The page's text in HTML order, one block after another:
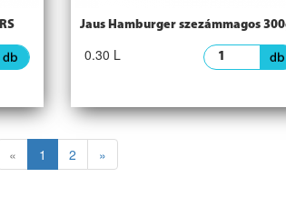
Jaus Hamburger szezámmagos
0.30 L
« 1 2 »